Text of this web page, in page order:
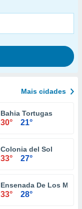
Mais cidades
Bahia Tortugas
30° 21°
Colonia del Sol
33° 27°
Ensenada De Los
33° 28°